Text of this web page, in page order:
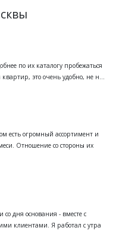
по их каталогу пробежаться
это очень удобно, не н...
есть огромный ассортимент и
Отношение со стороны их
дня основания - вместе с
клиентами. Я работал с утра